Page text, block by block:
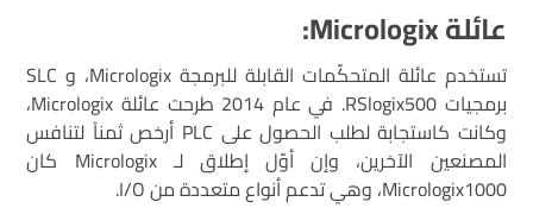
عائلة Micrologix:
تستخدم عائلة المتحكّمات القابلة للبرمجة Micrologix، و SLC
برمجيات RSlogix500. في عام 2014 طرحت عائلة Micrologix،
وكانت كاستجابة لطلب الحصول على PLC أرخص ثمناً لتنافس
المصنعين الآخرين، وإن أوّل إطلاق لـ Micrologix كان
Micrologix1000، وهي تدعم أنواع متعددة من I/O.